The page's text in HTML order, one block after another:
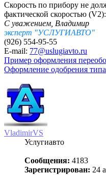
Скорость по прибору не
фактической скоростью
С уважением, Владимир
эксперт "УСЛУГИАВТО"
(926) 554-95-55
E-mail: 77@uslugiavto.ru
Пример оформления
Оформление одобрения
VladimirVS
Услугиавто
Сообщения: 4183
Зарегистрирован: 24